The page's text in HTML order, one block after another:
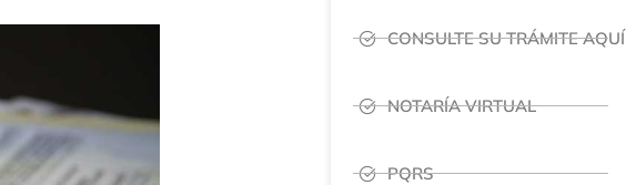
CONSULTE SU TRÁMITE AQUÍ
NOTARÍA VIRTUAL
PQRS